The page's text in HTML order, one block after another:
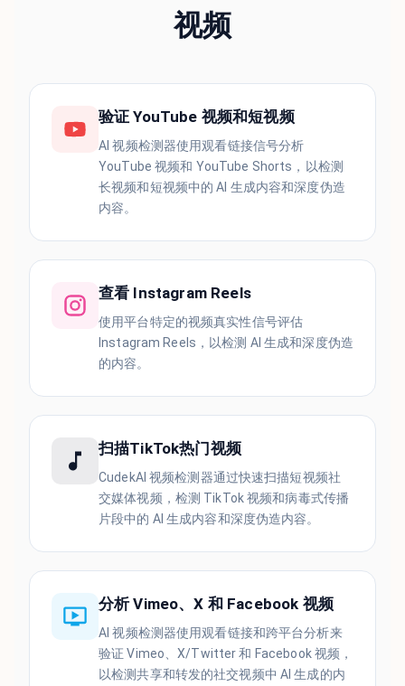
视频
验证 YouTube 视频和短视频
AI 视频检测器使用观看链接信号分析
YouTube 视频和 YouTube Shorts，以检测
长视频和短视频中的 AI 生成内容和深度伪造
内容。
查看 Instagram Reels
使用平台特定的视频真实性信号评估
Instagram Reels，以检测 AI 生成和深度伪造
的内容。
扫描TikTok热门视频
CudekAI 视频检测器通过快速扫描短视频社
交媒体视频，检测 TikTok 视频和病毒式传播
片段中的 AI 生成内容和深度伪造内容。
分析 Vimeo、X 和 Facebook 视频
AI 视频检测器使用观看链接和跨平台分析来
验证 Vimeo、X/Twitter 和 Facebook 视频，
以检测共享和转发的社交视频中 AI 生成的内